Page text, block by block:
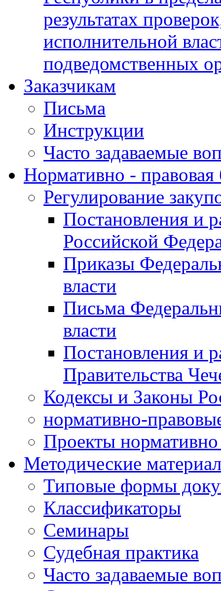
результатах
исполнительной
подведомственных
Заказчикам
Письма
Инструкции
Часто задаваемые
Нормативно - правовая
Регулирование
Постановления и
Российской
Приказы
власти
Письма
власти
Постановления и
Правительства
Кодексы и Законы
нормативно-
Проекты
Методические
Типовые формы
Классификаторы
Семинары
Судебная практика
Часто задаваемые